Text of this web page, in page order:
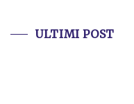
ULTIMI POST